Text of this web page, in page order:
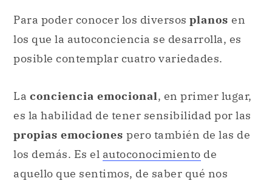
Para poder conocer los diversos planos en
los que la autoconciencia se desarrolla, es
posible contemplar cuatro variedades.
La conciencia emocional, en primer lugar,
es la habilidad de tener sensibilidad por las
propias emociones pero también de las de
los demás. Es el autoconocimiento de
aquello que sentimos, de saber qué nos